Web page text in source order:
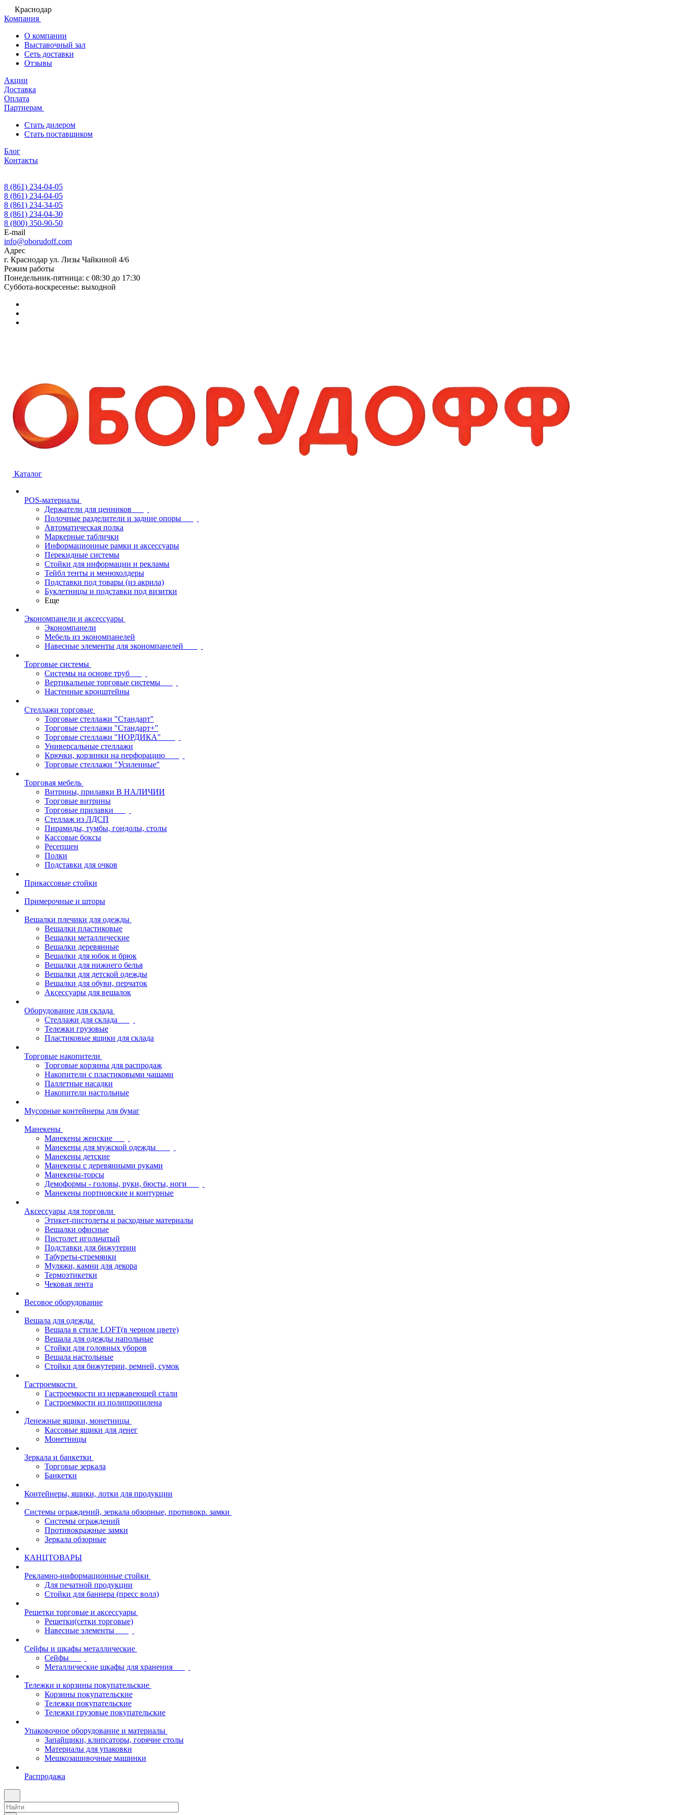
Краснодар
Компания
О компании
Выставочный зал
Сеть доставки
Отзывы
Акции
Доставка
Оплата
Партнерам
Стать дилером
Стать поставщиком
Блог
Контакты
8 (861) 234-04-05
8 (861) 234-04-05
8 (861) 234-34-05
8 (861) 234-04-30
8 (800) 350-90-50
E-mail
info@oborudoff.com
Адрес
г. Краснодар ул. Лизы Чайкиной 4/6
Режим работы
Понедельник-пятница: с 08:30 до 17:30
Суббота-воскресенье: выходной
Каталог
POS-материалы
Держатели для ценников
Полочные разделители и задние опоры
Автоматическая полка
Маркерные таблички
Информационные рамки и аксессуары
Перекидные системы
Стойки для информации и рекламы
Тейбл тенты и менюхолдеры
Подставки под товары (из акрила)
Буклетницы и подставки под визитки
Еще
Экономпанели и аксессуары
Экономпанели
Мебель из экономпанелей
Навесные элементы для экономпанелей
Торговые системы
Системы на основе труб
Вертикальные торговые системы
Настенные кронштейны
Стеллажи торговые
Торговые стеллажи "Стандарт"
Торговые стеллажи "Стандарт+"
Торговые стеллажи "НОРДИКА"
Универсальные стеллажи
Крючки, корзинки на перфорацию
Торговые стеллажи "Усиленные"
Торговая мебель
Витрины, прилавки В НАЛИЧИИ
Торговые витрины
Торговые прилавки
Стеллаж из ЛДСП
Пирамиды, тумбы, гондолы, столы
Кассовые боксы
Ресепшен
Полки
Подставки для очков
Прикассовые стойки
Примерочные и шторы
Вешалки плечики для одежды
Вешалки пластиковые
Вешалки металлические
Вешалки деревянные
Вешалки для юбок и брюк
Вешалки для нижнего белья
Вешалки для детской одежды
Вешалки для обуви, перчаток
Аксессуары для вешалок
Оборудование для склада
Стеллажи для склада
Тележки грузовые
Пластиковые ящики для склада
Торговые накопители
Торговые корзины для распродаж
Накопители с пластиковыми чашами
Паллетные насадки
Накопители настольные
Мусорные контейнеры для бумаг
Манекены
Манекены женские
Манекены для мужской одежды
Манекены детские
Манекены с деревянными руками
Манекены-торсы
Демоформы - головы, руки, бюсты, ноги
Манекены портновские и контурные
Аксессуары для торговли
Этикет-пистолеты и расходные материалы
Вешалки офисные
Пистолет игольчатый
Подставки для бижутерии
Табуреты-стремянки
Муляжи, камни для декора
Термоэтикетки
Чековая лента
Весовое оборудование
Вешала для одежды
Вешала в стиле LOFT(в черном цвете)
Вешала для одежды напольные
Стойки для головных уборов
Вешала настольные
Cтойки для бижутерии, ремней, сумок
Гастроемкости
Гастроемкости из нержавеющей стали
Гастроемкости из полипропилена
Денежные ящики, монетницы
Кассовые ящики для денег
Монетницы
Зеркала и банкетки
Торговые зеркала
Банкетки
Контейнеры, ящики, лотки для продукции
Системы ограждений, зеркала обзорные, противокр. замки
Системы ограждений
Противокражные замки
Зеркала обзорные
КАНЦТОВАРЫ
Рекламно-информационные стойки
Для печатной продукции
Стойки для баннера (пресс волл)
Решетки торговые и аксессуары
Решетки(сетки торговые)
Навесные элементы
Сейфы и шкафы металлические
Сейфы
Металлические шкафы для хранения
Тележки и корзины покупательские
Корзины покупательские
Тележки покупательские
Тележки грузовые покупательские
Упаковочное оборудование и материалы
Запайщики, клипсаторы, горячие столы
Материалы для упаковки
Мешкозашивочные машинки
Распродажа